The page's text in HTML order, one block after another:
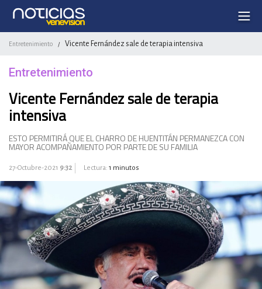
Entretenimiento / Vicente Fernández sale de terapia intensiva
Entretenimiento
Vicente Fernández sale de terapia
intensiva
ESTO PERMITIRÁ QUE EL CHARRO DE HUENTITÁN PERMANEZCA CON
MAYOR ACOMPAÑAMIENTO POR PARTE DE SU FAMILIA
27-Octubre-2021 9:32 Lectura: 1 minutos